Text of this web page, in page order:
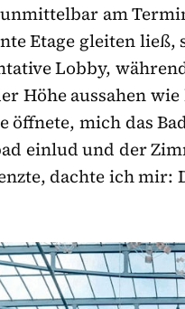
unmittelbar am
Etage gleiten
Lobby,
Höhe aussahen
öffnete, mich das
einlud und der
dachte ich